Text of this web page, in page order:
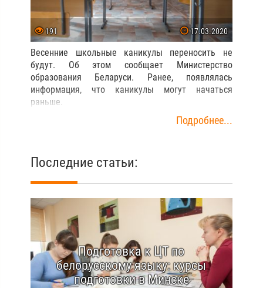
191 17.03.2020
Весенние школьные каникулы переносить не
будут. Об этом сообщает Министерство
образования Беларуси. Ранее, появлялась
информация, что каникулы могут начаться
раньше.
Подробнее...
Последние статьи:
Подготовка к ЦТ по
белорусскому языку: курсы
подготовки в Минске